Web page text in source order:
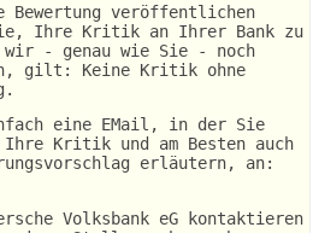
Bewertung veröffentlichen
Ihre Kritik an Ihrer Bank zu
- genau wie Sie - noch
gilt: Keine Kritik ohne
eine EMail, in der Sie
Kritik und am Besten auch
erläutern, an:
Volksbank eG kontaktieren